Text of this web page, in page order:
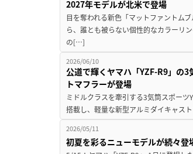
2027年モデルが北米で登場
目を奪われる新色「マットファントム
ら、誰とも被らない個性的なカラーリ
の[…]
2026/06/10
公道で輝くヤマハ「YZF-R9」の
トマフラーが登場
ミドルクラスを牽引する3気筒スポー
搭載し、軽量な新型アルミダイキャス
2026/05/11
初夏を彩るニューモデルが続々